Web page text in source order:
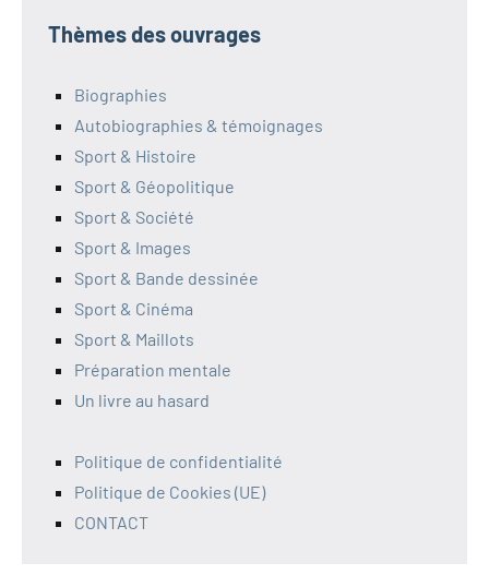
Thèmes des ouvrages
Biographies
Autobiographies & témoignages
Sport & Histoire
Sport & Géopolitique
Sport & Société
Sport & Images
Sport & Bande dessinée
Sport & Cinéma
Sport & Maillots
Préparation mentale
Un livre au hasard
Politique de confidentialité
Politique de Cookies (UE)
CONTACT